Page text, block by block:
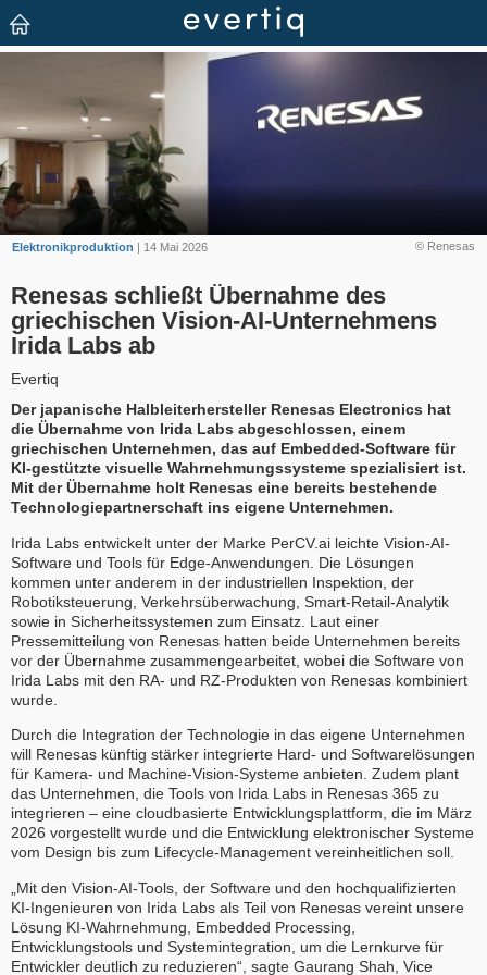
© Renesas
Elektronikproduktion | 14 Mai 2026
Renesas schließt Übernahme des
griechischen Vision-AI-Unternehmens
Irida Labs ab
Evertiq
Der japanische Halbleiterhersteller Renesas Electronics hat
die Übernahme von Irida Labs abgeschlossen, einem
griechischen Unternehmen, das auf Embedded-Software für
KI-gestützte visuelle Wahrnehmungssysteme spezialisiert ist.
Mit der Übernahme holt Renesas eine bereits bestehende
Technologiepartnerschaft ins eigene Unternehmen.
Irida Labs entwickelt unter der Marke PerCV.ai leichte Vision-AI-
Software und Tools für Edge-Anwendungen. Die Lösungen
kommen unter anderem in der industriellen Inspektion, der
Robotiksteuerung, Verkehrsüberwachung, Smart-Retail-Analytik
sowie in Sicherheitssystemen zum Einsatz. Laut einer
Pressemitteilung von Renesas hatten beide Unternehmen bereits
vor der Übernahme zusammengearbeitet, wobei die Software von
Irida Labs mit den RA- und RZ-Produkten von Renesas kombiniert
wurde.
Durch die Integration der Technologie in das eigene Unternehmen
will Renesas künftig stärker integrierte Hard- und Softwarelösungen
für Kamera- und Machine-Vision-Systeme anbieten. Zudem plant
das Unternehmen, die Tools von Irida Labs in Renesas 365 zu
integrieren – eine cloudbasierte Entwicklungsplattform, die im März
2026 vorgestellt wurde und die Entwicklung elektronischer Systeme
vom Design bis zum Lifecycle-Management vereinheitlichen soll.
„Mit den Vision-AI-Tools, der Software und den hochqualifizierten
KI-Ingenieuren von Irida Labs als Teil von Renesas vereint unsere
Lösung KI-Wahrnehmung, Embedded Processing,
Entwicklungstools und Systemintegration, um die Lernkurve für
Entwickler deutlich zu reduzieren“, sagte Gaurang Shah, Vice